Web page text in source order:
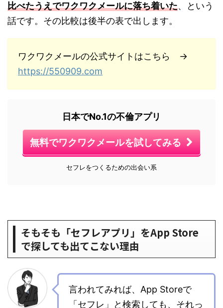
比べたうえでワクワクメールに落ち着いた、という
話です。その比較は後半の表で出します。
ワクワクメールの公式サイトはこちら →
https://550909.com
日本でNo.1の不倫アプリ
無料でワクワクメールを試してみる
セフレをつくるための出会い系
そもそも「セフレアプリ」をApp Store
で探しても出てこない理由
言われてみれば、App Storeで
「セフレ」と検索しても、それっ